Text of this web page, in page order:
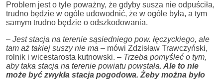
Problem jest o tyle poważny, że gdyby susza nie odpuściła,
trudno będzie w ogóle udowodnić, że w ogóle była, a tym
samym trudno będzie o odszkodowania.
– Jest stacja na terenie sąsiedniego pow. łęczyckiego, ale
tam aż takiej suszy nie ma – mówi Zdzisław Trawczyński,
rolnik i wicestarosta kutnowski. – Trzeba pomyśleć o tym,
aby taka stacja na terenie powiatu powstała. Ale to nie
może być zwykła stacja pogodowa. Żeby można było